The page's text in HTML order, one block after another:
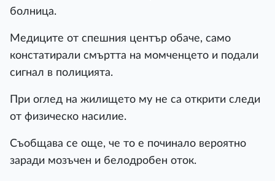
болница.
Медиците от спешния център обаче, само
констатирали смъртта на момченцето и подали
сигнал в полицията.
При оглед на жилището му не са открити следи
от физическо насилие.
Съобщава се още, че то е починало вероятно
заради мозъчен и белодробен оток.